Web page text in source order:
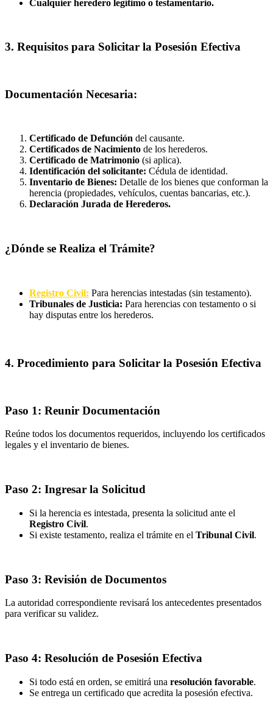
Cualquier heredero legítimo o testamentario.
3. Requisitos para Solicitar la Posesión Efectiva
Documentación Necesaria:
Certificado de Defunción del causante.
Certificados de Nacimiento de los herederos.
Certificado de Matrimonio (si aplica).
Identificación del solicitante: Cédula de identidad.
Inventario de Bienes: Detalle de los bienes que conforman la
herencia (propiedades, vehículos, cuentas bancarias, etc.).
Declaración Jurada de Herederos.
¿Dónde se Realiza el Trámite?
Registro Civil: Para herencias intestadas (sin testamento).
Tribunales de Justicia: Para herencias con testamento o si
hay disputas entre los herederos.
4. Procedimiento para Solicitar la Posesión Efectiva
Paso 1: Reunir Documentación
Reúne todos los documentos requeridos, incluyendo los certificados
legales y el inventario de bienes.
Paso 2: Ingresar la Solicitud
Si la herencia es intestada, presenta la solicitud ante el
Registro Civil.
Si existe testamento, realiza el trámite en el Tribunal Civil.
Paso 3: Revisión de Documentos
La autoridad correspondiente revisará los antecedentes presentados
para verificar su validez.
Paso 4: Resolución de Posesión Efectiva
Si todo está en orden, se emitirá una resolución favorable.
Se entrega un certificado que acredita la posesión efectiva.